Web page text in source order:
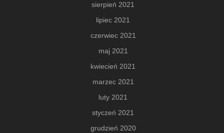
sierpień 2021
lipiec 2021
czerwiec 2021
maj 2021
kwiecień 2021
marzec 2021
luty 2021
styczeń 2021
grudzień 2020